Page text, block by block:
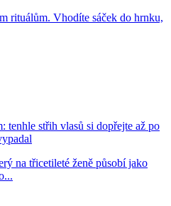
rituálům. Vhodíte sáček do hrnku,
tenhle střih vlasů si dopřejte až po
na třicetileté ženě působí jako